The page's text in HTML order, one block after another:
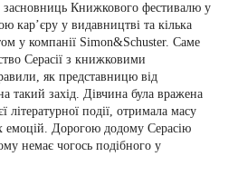
Книжкового фестивалю у
карʼєру у видавництві та кілька
у компанії Simon&Schuster. Саме
Серасії з книжковими
як представницю від
такий захід. Дівчина була вражена
події, отримала масу
емоцій. Дорогою додому Серасію
немає чогось подібного у